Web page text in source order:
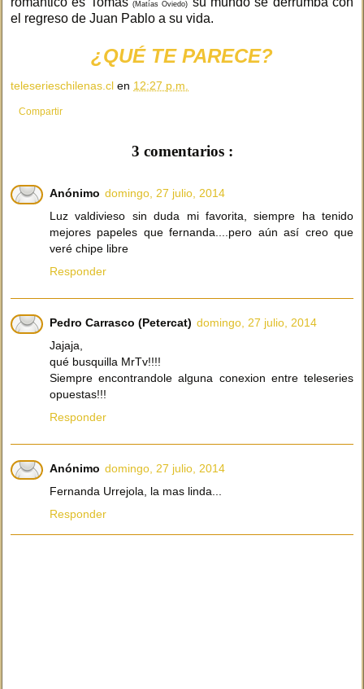
(Matías Oviedo)
el regreso de Juan Pablo a su vida.
¿QUÉ TE PARECE?
teleserieschilenas.cl en 12:27 p.m.
Compartir
3 comentarios :
Anónimo domingo, 27 julio, 2014
Luz valdivieso sin duda mi favorita, siempre ha tenido
mejores papeles que fernanda....pero aún así creo que
veré chipe libre
Responder
Pedro Carrasco (Petercat) domingo, 27 julio, 2014
Jajaja,
qué busquilla MrTv!!!!
Siempre encontrandole alguna conexion entre teleseries
opuestas!!!
Responder
Anónimo domingo, 27 julio, 2014
Fernanda Urrejola, la mas linda...
Responder